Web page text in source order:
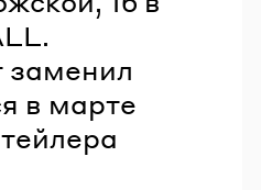
заменил
в марте